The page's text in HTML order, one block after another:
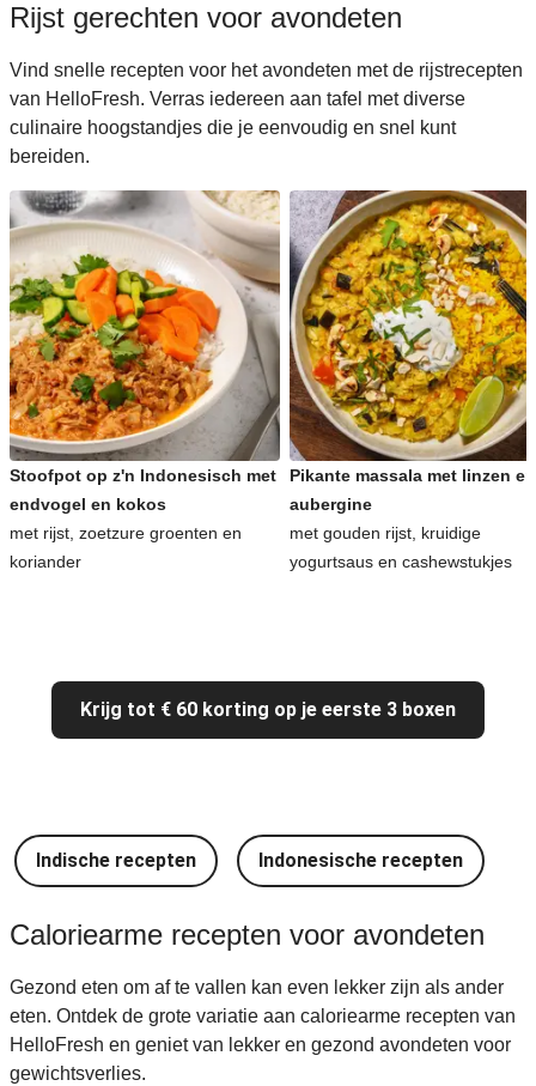
Rijst gerechten voor avondeten
Vind snelle recepten voor het avondeten met de rijstrecepten
van HelloFresh. Verras iedereen aan tafel met diverse
culinaire hoogstandjes die je eenvoudig en snel kunt
bereiden.
Stoofpot op z'n Indonesisch met
endvogel en kokos
met rijst, zoetzure groenten en
koriander
Pikante massala met linzen en
aubergine
met gouden rijst, kruidige
yogurtsaus en cashewstukjes
Krijg tot € 60 korting op je eerste 3 boxen
Indische recepten Indonesische recepten
Caloriearme recepten voor avondeten
Gezond eten om af te vallen kan even lekker zijn als ander
eten. Ontdek de grote variatie aan caloriearme recepten van
HelloFresh en geniet van lekker en gezond avondeten voor
gewichtsverlies.